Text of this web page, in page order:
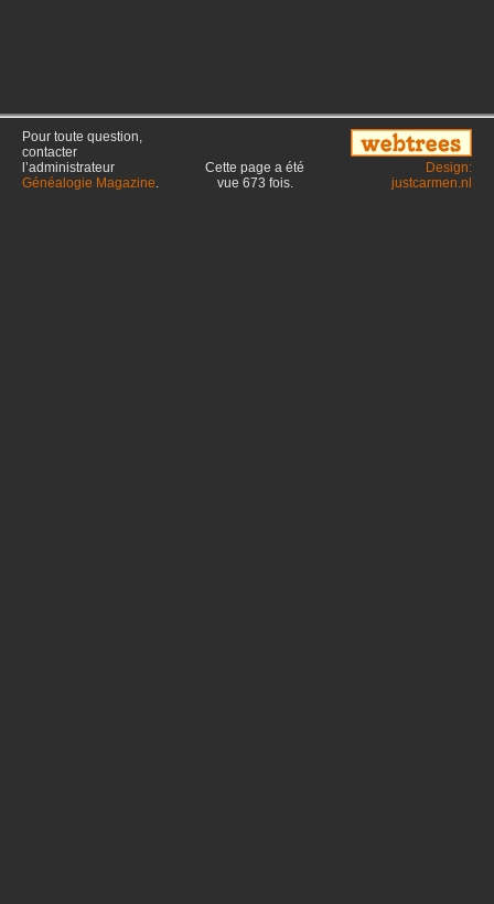
Pour toute question,
contacter
l’administrateur
Généalogie Magazine.
Cette page a été
vue 673 fois.
Design:
justcarmen.nl